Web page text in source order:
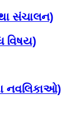
સંચાલન)
વિષય)
નવલિકાઓ)